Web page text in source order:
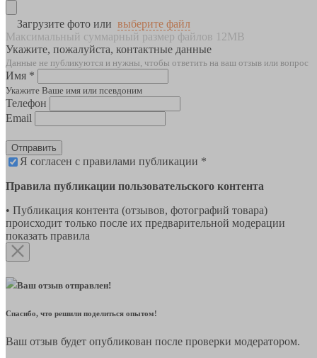
Загрузите фото или выберите файл
Максимальный суммарный размер файлов 12MB
Укажите, пожалуйста, контактные данные
Данные не публикуются и нужны, чтобы ответить на ваш отзыв или вопрос
Имя *
Укажите Ваше имя или псевдоним
Телефон
Email
Отправить
Я согласен с правилами публикации *
Правила публикации пользовательского контента
• Публикация контента (отзывов, фотографий товара)
происходит только после их предварительной модерации
показать правила
Ваш отзыв отправлен!
Спасибо, что решили поделиться опытом!
Ваш отзыв будет опубликован после проверки модератором.